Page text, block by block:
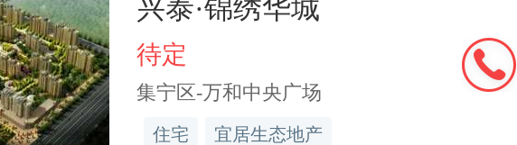
国有创投机构改革，完善政府投
效评价体系，支持开展不穿透到
的综合考核、审计与评价。优化
兴泰·锦绣华城
待定
集宁区-万和中央广场
住宅 宜居生态地产